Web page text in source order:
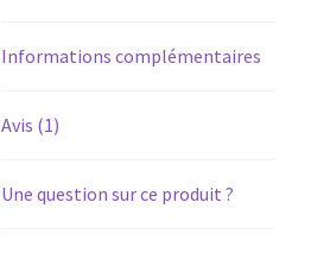
Informations complémentaires
Avis (1)
Une question sur ce produit ?